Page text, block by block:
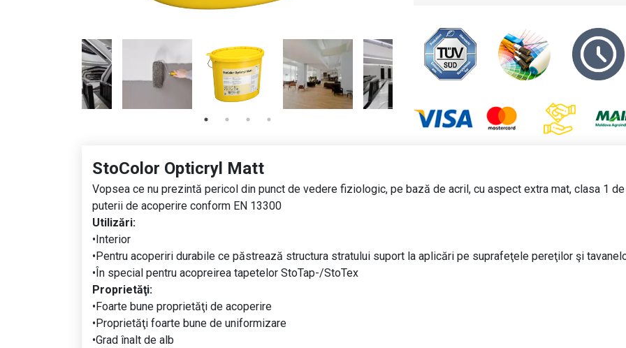
StoColor Opticryl Matt
Vopsea ce nu prezintă pericol din punct de vedere fiziologic, pe bază de acril, cu aspect extra mat, clasa 1
puterii de acoperire conform EN 13300
Utilizări:
•Interior
•Pentru acoperiri durabile ce păstrează structura stratului suport la aplicări pe suprafeţele pereţilor şi
•În special pentru acopreirea tapetelor StoTap-/StoTex
Proprietăţi:
•Foarte bune proprietăţi de acoperire
•Proprietăţi foarte bune de uniformizare
•Grad înalt de alb